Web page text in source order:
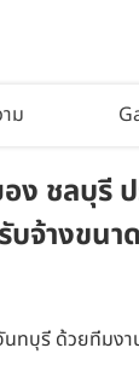
ม
ชลบุรี
จ้างข
ทบุรี ด้วยทีมง